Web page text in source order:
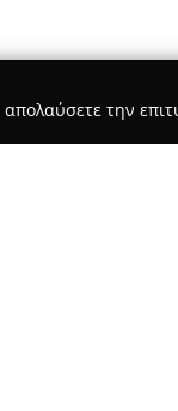
την